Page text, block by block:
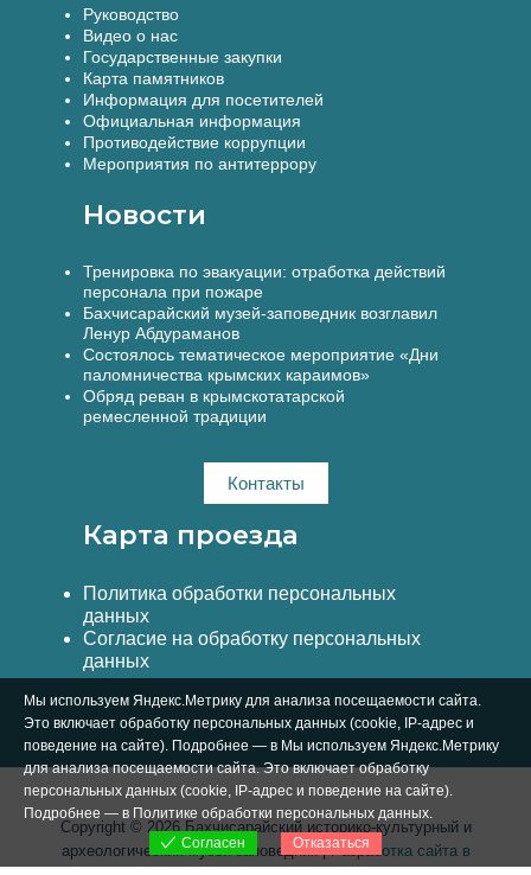
Руководство
Видео о нас
Государственные закупки
Карта памятников
Информация для посетителей
Официальная информация
Противодействие коррупции
Мероприятия по антитеррору
Новости
Тренировка по эвакуации: отработка действий
персонала при пожаре
Бахчисарайский музей-заповедник возглавил
Ленур Абдураманов
Состоялось тематическое мероприятие «Дни
паломничества крымских караимов»
Обряд реван в крымскотатарской
ремесленной традиции
Контакты
Карта проезда
Политика обработки персональных
данных
Согласие на обработку персональных
данных
Copyright © 2026 Бахчисарайский историко-культурный и
археологический музей-заповедник |Разработка сайта в
Мы используем Яндекс.Метрику для анализа посещаемости сайта.
Это включает обработку персональных данных (cookie, IP-адрес и
поведение на сайте). Подробнее — в Мы используем Яндекс.Метрику
для анализа посещаемости сайта. Это включает обработку
персональных данных (cookie, IP-адрес и поведение на сайте).
Подробнее — в Политике обработки персональных данных.
Согласен
Отказаться